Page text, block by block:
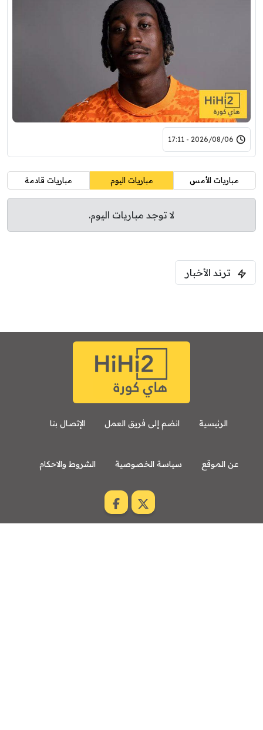
2026/08/06 - 17:11
مباريات الأمس مباريات اليوم مباريات قادمة
لا توجد مباريات اليوم.
ترند الأخبار
الرئيسية انضم إلى فريق العمل الإتصال بنا
عن الموقع سياسة الخصوصية الشروط والاحكام